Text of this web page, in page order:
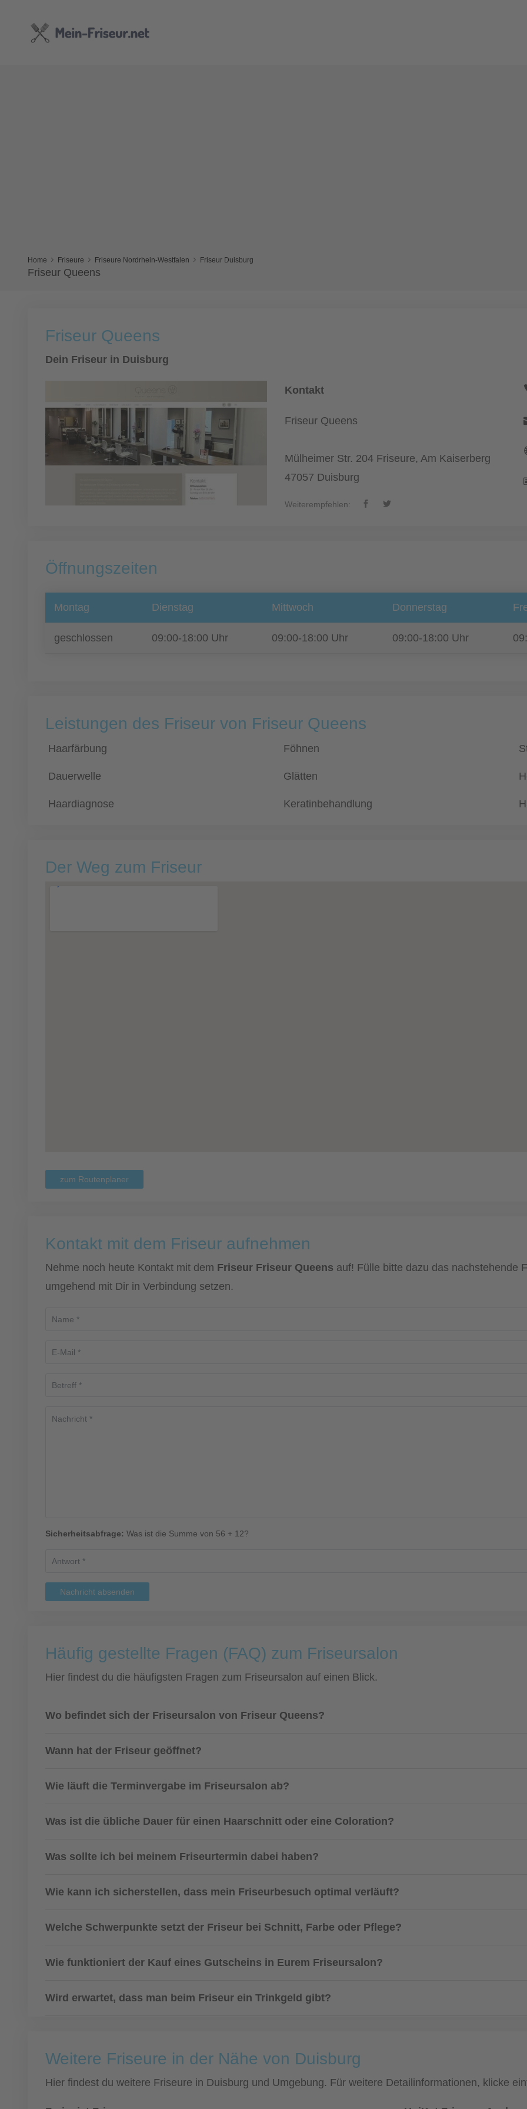
Home Friseure Friseure Nordrhein-Westfalen Friseur Duisburg
Friseur Queens
Friseur Queens
Dein Friseur in Duisburg
Kontakt
Friseur Queens
Mülheimer Str. 204 Friseure, Am Kaiserberg
47057 Duisburg
Weiterempfehlen:
Öffnungszeiten
Montag Dienstag Mittwoch Donnerstag
geschlossen 09:00-18:00 Uhr 09:00-18:00 Uhr 09:00-18:00 Uhr
Leistungen des Friseur von Friseur Queens
Haarfärbung Föhnen
Dauerwelle Glätten
Haardiagnose Keratinbehandlung
Der Weg zum Friseur
zum Routenplaner
Kontakt mit dem Friseur aufnehmen
Nehme noch heute Kontakt mit dem Friseur Friseur Queens auf! Fülle bitte dazu das nachstehende
umgehend mit Dir in Verbindung setzen.
Sicherheitsabfrage: Was ist die Summe von 56 + 12?
Nachricht absenden
Häufig gestellte Fragen (FAQ) zum Friseursalon
Hier findest du die häufigsten Fragen zum Friseursalon auf einen Blick.
Wo befindet sich der Friseursalon von Friseur Queens?
Wann hat der Friseur geöffnet?
Wie läuft die Terminvergabe im Friseursalon ab?
Was ist die übliche Dauer für einen Haarschnitt oder eine Coloration?
Was sollte ich bei meinem Friseurtermin dabei haben?
Wie kann ich sicherstellen, dass mein Friseurbesuch optimal verläuft?
Welche Schwerpunkte setzt der Friseur bei Schnitt, Farbe oder Pflege?
Wie funktioniert der Kauf eines Gutscheins in Eurem Friseursalon?
Wird erwartet, dass man beim Friseur ein Trinkgeld gibt?
Weitere Friseure in der Nähe von Duisburg
Hier findest du weitere Friseure in Duisburg und Umgebung. Für weitere Detailinformationen, klicke